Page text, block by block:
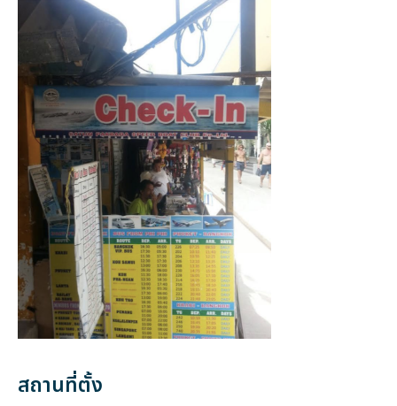
สถานที่ตั้ง